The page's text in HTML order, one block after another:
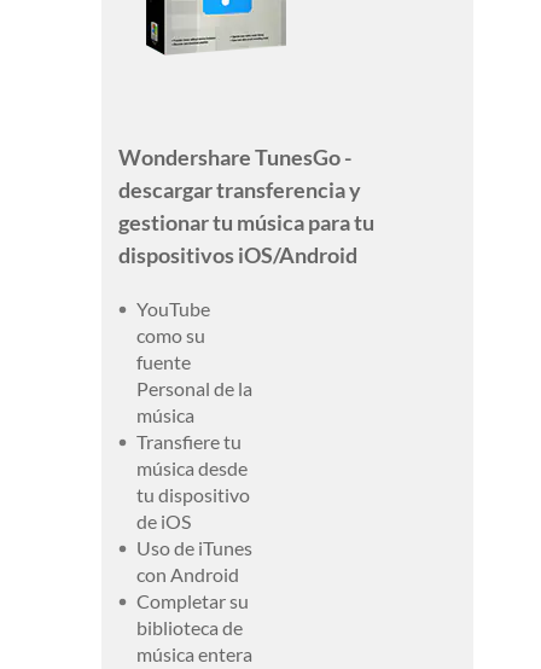
Wondershare TunesGo -
descargar transferencia y
gestionar tu música para tu
dispositivos iOS/Android
YouTube
como su
fuente
Personal de la
música
Transfiere tu
música desde
tu dispositivo
de iOS
Uso de iTunes
con Android
Completar su
biblioteca de
música entera